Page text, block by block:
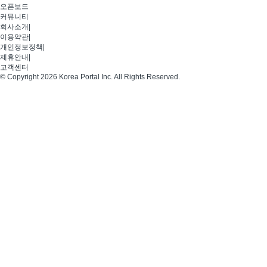
오픈보드
커뮤니티
회사소개
이용약관
개인정보정책
제휴안내
고객센터
© Copyright 2026 Korea Portal Inc. All Rights Reserved.